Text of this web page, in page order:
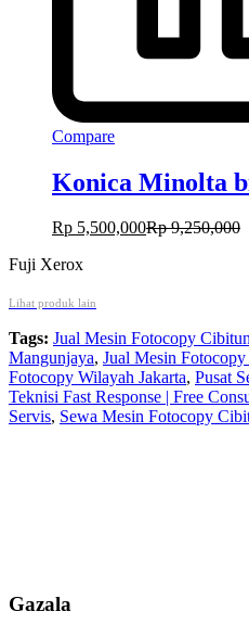
Compare
Konica Minolta
Rp 5,500,000Rp9,250,000
Fuji Xerox
Lihat produk lain
Tags: Jual Mesin Fotocopy
Mangunjaya, Jual Mesin Fotocopy
Fotocopy Wilayah Jakarta, Pusat
Teknisi Fast Response | Free
Servis, Sewa Mesin Fotocopy
Gazala